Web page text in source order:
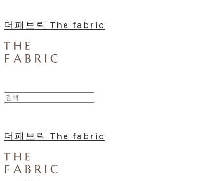
더패브릭 The fabric
더패브릭 The fabric